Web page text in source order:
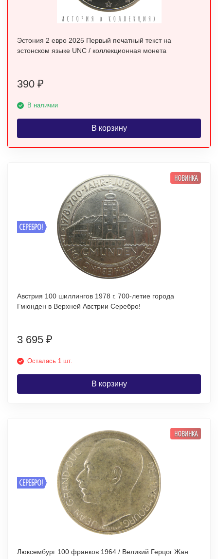
Эстония 2 евро 2025 Первый печатный текст на
эстонском языке UNC / коллекционная монета
390 ₽
В наличии
В корзину
СЕРЕБРО!
НОВИНКА
Австрия 100 шиллингов 1978 г. 700-летие города
Гмюнден в Верхней Австрии Серебро!
3 695 ₽
Осталась 1 шт.
В корзину
СЕРЕБРО!
НОВИНКА
Люксембург 100 франков 1964 / Великий Герцог Жан